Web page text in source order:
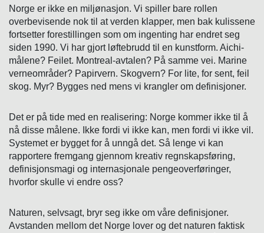
Norge er ikke en miljønasjon. Vi spiller bare rollen
overbevisende nok til at verden klapper, men bak kulissene
fortsetter forestillingen som om ingenting har endret seg
siden 1990. Vi har gjort løftebrudd til en kunstform. Aichi-
målene? Feilet. Montreal-avtalen? På samme vei. Marine
verneområder? Papirvern. Skogvern? For lite, for sent, feil
skog. Myr? Bygges ned mens vi krangler om definisjoner.
Det er på tide med en realisering: Norge kommer ikke til å
nå disse målene. Ikke fordi vi ikke kan, men fordi vi ikke vil.
Systemet er bygget for å unngå det. Så lenge vi kan
rapportere fremgang gjennom kreativ regnskapsføring,
definisjonsmagi og internasjonale pengeoverføringer,
hvorfor skulle vi endre oss?
Naturen, selvsagt, bryr seg ikke om våre definisjoner.
Avstanden mellom det Norge lover og det naturen faktisk